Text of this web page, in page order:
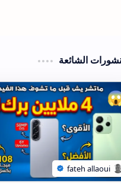
الشائعة